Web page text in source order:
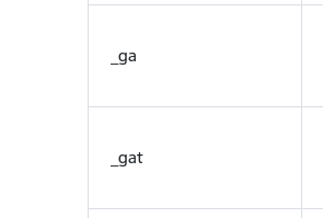
_ga
_gat